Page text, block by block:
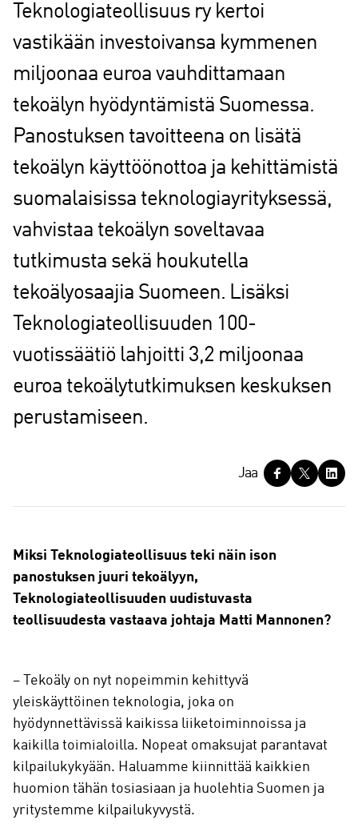
Teknologiateollisuus ry kertoi
vastikään investoivansa kymmenen
miljoonaa euroa vauhdittamaan
tekoälyn hyödyntämistä Suomessa.
Panostuksen tavoitteena on lisätä
tekoälyn käyttöönottoa ja kehittämistä
suomalaisissa teknologiayrityksessä,
vahvistaa tekoälyn soveltavaa
tutkimusta sekä houkutella
tekoälyosaajia Suomeen. Lisäksi
Teknologiateollisuuden 100-
vuotissäätiö lahjoitti 3,2 miljoonaa
euroa tekoälytutkimuksen keskuksen
perustamiseen.
a
Jaa
Miksi Teknologiateollisuus teki näin ison
panostuksen juuri tekoälyyn,
Teknologiateollisuuden uudistuvasta
teollisuudesta vastaava johtaja Matti Mannonen?
– Tekoäly on nyt nopeimmin kehittyvä
yleiskäyttöinen teknologia, joka on
hyödynnettävissä kaikissa liiketoiminnoissa ja
kaikilla toimialoilla. Nopeat omaksujat parantavat
kilpailukykyään. Haluamme kiinnittää kaikkien
huomion tähän tosiasiaan ja huolehtia Suomen ja
yritystemme kilpailukyvystä.